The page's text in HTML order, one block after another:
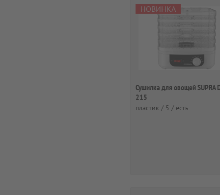
НОВИНКА
Сушилка для овощей SUPRA
215
пластик / 5 / есть